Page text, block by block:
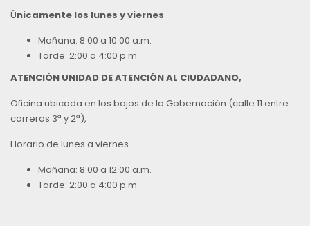
Únicamente los lunes y viernes
Mañana: 8:00 a 10:00 a.m.
Tarde: 2:00 a 4:00 p.m
ATENCIÓN UNIDAD DE ATENCIÓN AL CIUDADANO,
Oficina ubicada en los bajos de la Gobernación (calle 11 entre
carreras 3ª y 2ª),
Horario de lunes a viernes
Mañana: 8:00 a 12:00 a.m.
Tarde: 2:00 a 4:00 p.m